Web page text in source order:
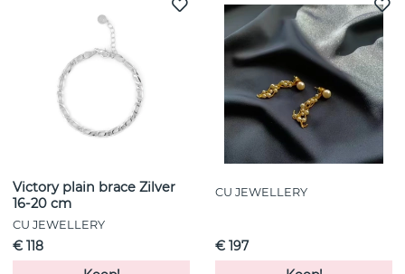
Victory plain brace Zilver
16-20 cm
CU JEWELLERY
€ 118
CU JEWELLERY
€ 197